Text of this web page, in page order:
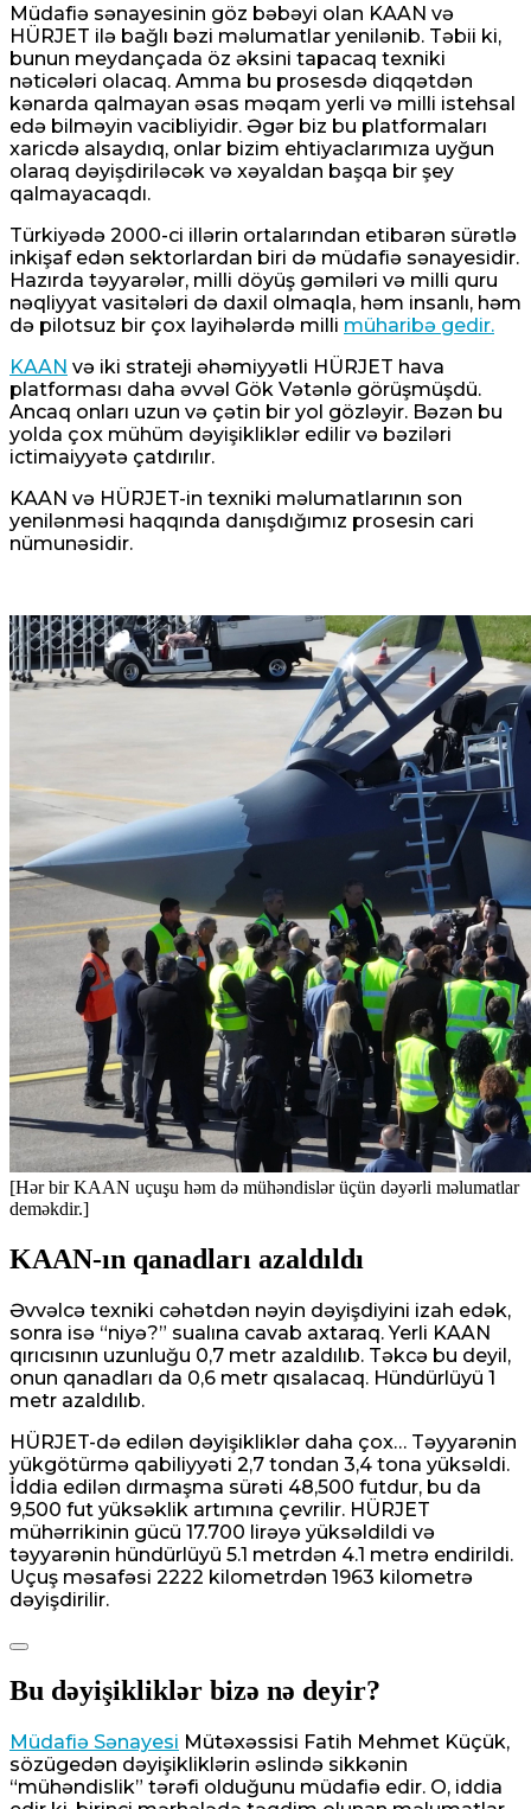
Müdafiə sənayesinin göz bəbəyi olan KAAN və
HÜRJET ilə bağlı bəzi məlumatlar yenilənib. Təbii ki,
bunun meydançada öz əksini tapacaq texniki
nəticələri olacaq. Amma bu prosesdə diqqətdən
kənarda qalmayan əsas məqam yerli və milli istehsal
edə bilməyin vacibliyidir. Əgər biz bu platformaları
xaricdə alsaydıq, onlar bizim ehtiyaclarımıza uyğun
olaraq dəyişdiriləcək və xəyaldan başqa bir şey
qalmayacaqdı.
Türkiyədə 2000-ci illərin ortalarından etibarən sürətlə
inkişaf edən sektorlardan biri də müdafiə sənayesidir.
Hazırda təyyarələr, milli döyüş gəmiləri və milli quru
nəqliyyat vasitələri də daxil olmaqla, həm insanlı, həm
də pilotsuz bir çox layihələrdə milli müharibə gedir.
KAAN və iki strateji əhəmiyyətli HÜRJET hava
platforması daha əvvəl Gök Vətənlə görüşmüşdü.
Ancaq onları uzun və çətin bir yol gözləyir. Bəzən bu
yolda çox mühüm dəyişikliklər edilir və bəziləri
ictimaiyyətə çatdırılır.
KAAN və HÜRJET-in texniki məlumatlarının son
yenilənməsi haqqında danışdığımız prosesin cari
nümunəsidir.
[Hər bir KAAN uçuşu həm də mühəndislər üçün dəyərli məlumatlar
deməkdir.]
KAAN-ın qanadları azaldıldı
Əvvəlcə texniki cəhətdən nəyin dəyişdiyini izah edək,
sonra isə “niyə?” sualına cavab axtaraq. Yerli KAAN
qırıcısının uzunluğu 0,7 metr azaldılıb. Təkcə bu deyil,
onun qanadları da 0,6 metr qısalacaq. Hündürlüyü 1
metr azaldılıb.
HÜRJET-də edilən dəyişikliklər daha çox… Təyyarənin
yükgötürmə qabiliyyəti 2,7 tondan 3,4 tona yüksəldi.
İddia edilən dırmaşma sürəti 48,500 futdur, bu da
9,500 fut yüksəklik artımına çevrilir. HÜRJET
mühərrikinin gücü 17.700 lirəyə yüksəldildi və
təyyarənin hündürlüyü 5.1 metrdən 4.1 metrə endirildi.
Uçuş məsafəsi 2222 kilometrdən 1963 kilometrə
dəyişdirilir.
Bu dəyişikliklər bizə nə deyir?
Müdafiə Sənayesi Mütəxəssisi Fatih Mehmet Küçük,
sözügedən dəyişikliklərin əslində sikkənin
“mühəndislik” tərəfi olduğunu müdafiə edir. O, iddia